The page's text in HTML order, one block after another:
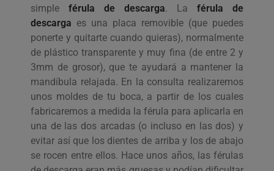
simple férula de descarga. La férula de
descarga es una placa removible (que puedes
ponerte y quitarte cuando quieras), normalmente
de plástico transparente y muy fina (de entre 2 y
3mm de grosor), que te ayudará a mantener la
mandíbula relajada. En la consulta realizaremos
unos moldes de tu boca, a partir de los cuales
fabricaremos a medida la férula para aplicarla en
una de las dos arcadas (o incluso en las dos) y
evitar así que los dientes de arriba y los de abajo
se rocen entre ellos. Hace unos años, las férulas